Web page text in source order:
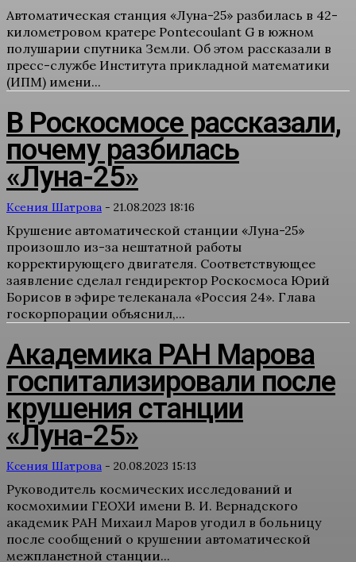
Автоматическая станция «Луна-25» разбилась в 42-
километровом кратере Pontecoulant G в южном
полушарии спутника Земли. Об этом рассказали в
пресс-службе Института прикладной математики
(ИПМ) имени...
В Роскосмосе рассказали,
почему разбилась
«Луна-25»
Ксения Шатрова - 21.08.2023 18:16
Крушение автоматической станции «Луна-25»
произошло из-за нештатной работы
корректирующего двигателя. Соответствующее
заявление сделал гендиректор Роскосмоса Юрий
Борисов в эфире телеканала «Россия 24». Глава
госкорпорации объяснил,...
Академика РАН Марова
госпитализировали после
крушения станции
«Луна-25»
Ксения Шатрова - 20.08.2023 15:13
Руководитель космических исследований и
космохимии ГЕОХИ имени В. И. Вернадского
академик РАН Михаил Маров угодил в больницу
после сообщений о крушении автоматической
межпланетной станции...